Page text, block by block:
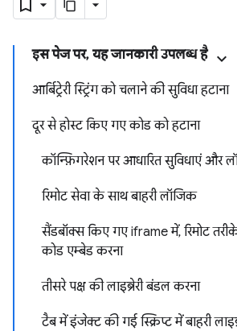
इस पेज पर, यह जानकारी उपलब्ध है
आर्बिट्रेरी स्ट्रिंग को चलाने की सुविधा हटाना
दूर से होस्ट किए गए कोड को हटाना
कॉन्फ़िगरेशन पर आधारित सुविधाएं और
रिमोट सेवा के साथ बाहरी लॉजिक
सैंडबॉक्स किए गए iframe में, रिमोट
कोड एम्बेड करना
तीसरे पक्ष की लाइब्रेरी बंडल करना
टैब में इंजेक्ट की गई स्क्रिप्ट में बाहरी